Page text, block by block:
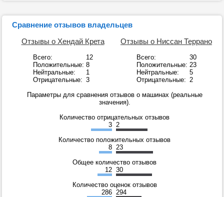
Сравнение отзывов владельцев
Отзывы о Хендай Крета
Всего:
12
Положительные: 8
Нейтральные:
1
Отрицательные: 3
Отзывы о Ниссан Террано
Всего:
30
Положительные: 23
Нейтральные:
5
Отрицательные: 2
Параметры для сравнения отзывов о машинах (реальные
значения).
Количество отрицательных отзывов
3 2
Количество положительных отзывов
8 23
Общее количество отзывов
12 30
Количество оценок отзывов
286 294